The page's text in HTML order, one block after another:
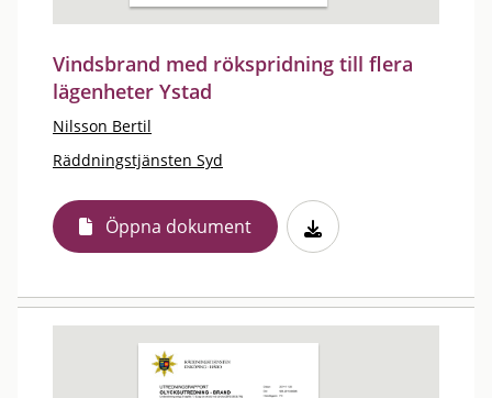
Vindsbrand med rökspridning till flera
lägenheter Ystad
Nilsson Bertil
Räddningstjänsten Syd
Öppna dokument